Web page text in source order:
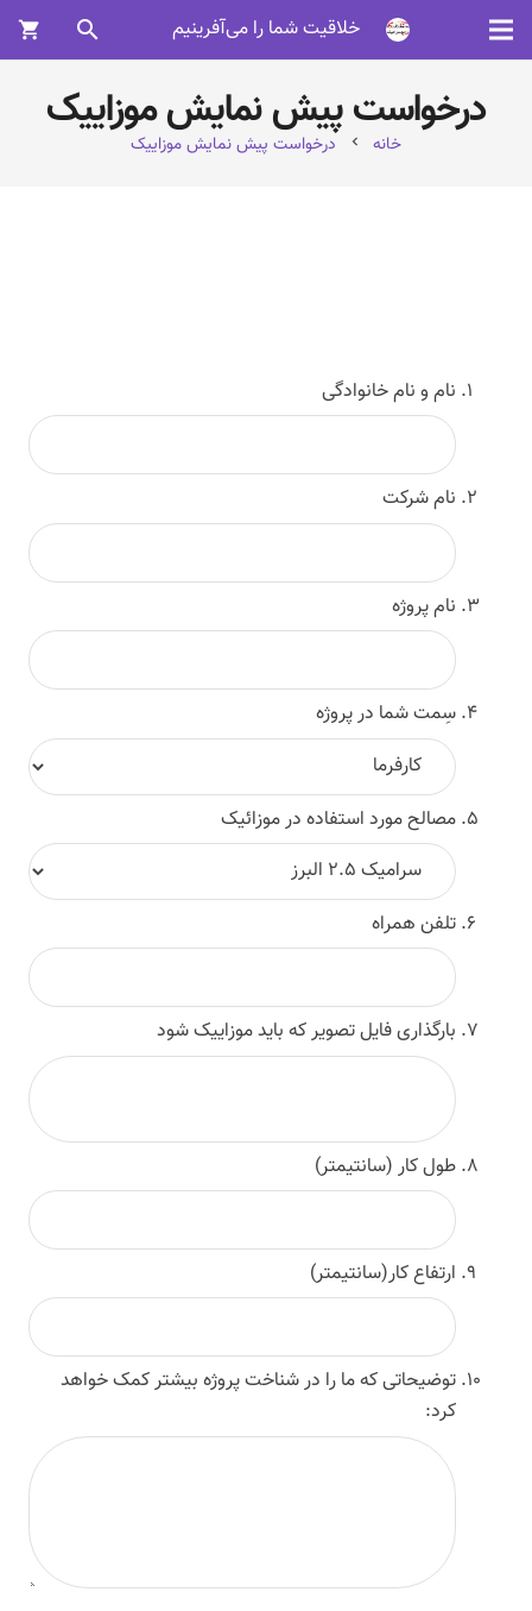
خلاقیت شما را می‌آفرینیم search
shopping_cart
درخواست پیش نمایش موزاییک
خانه chevron_left درخواست پیش نمایش موزاییک
نام و نام خانوادگی
نام شرکت
نام پروژه
سِمت شما در پروژه
مصالح مورد استفاده در موزائیک
تلفن همراه
بارگذاری فایل تصویر که باید موزاییک شود
طول کار (سانتیمتر)
ارتفاع کار(سانتیمتر)
توضیحاتی که ما را در شناخت پروژه بیشتر کمک خواهد
کرد: